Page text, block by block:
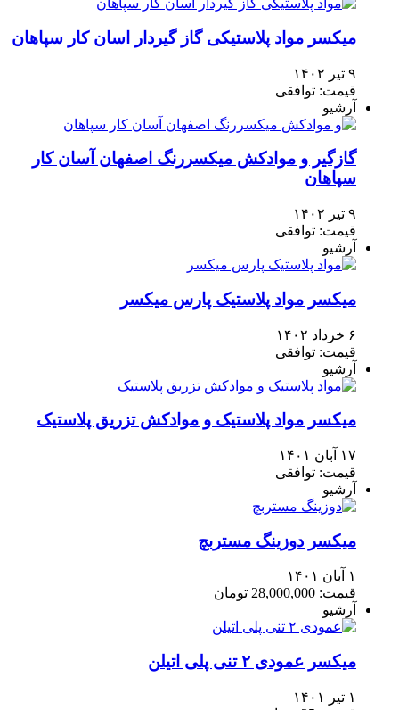
میکسر مواد پلاستیکی گاز گیردار اسان کار سپاهان
۹ تیر ۱۴۰۲
قیمت: توافقی
آرشیو
گازگیر و موادکش میکسررنگ اصفهان آسان کار
سپاهان
۹ تیر ۱۴۰۲
قیمت: توافقی
آرشیو
میکسر مواد پلاستیک پارس میکسر
۶ خرداد ۱۴۰۲
قیمت: توافقی
آرشیو
میکسر مواد پلاستیک و موادکش تزریق پلاستیک
۱۷ آبان ۱۴۰۱
قیمت: توافقی
آرشیو
میکسر دوزینگ مستربچ
۱ آبان ۱۴۰۱
قیمت: 28,000,000 تومان
آرشیو
میکسر عمودی ۲ تنی پلی اتیلن
۱ تیر ۱۴۰۱